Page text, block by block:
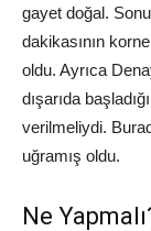
gayet doğal.
dakikasının
oldu. Ayrıca
dışarıda
verilmeliydi.
uğramış oldu.
Ne